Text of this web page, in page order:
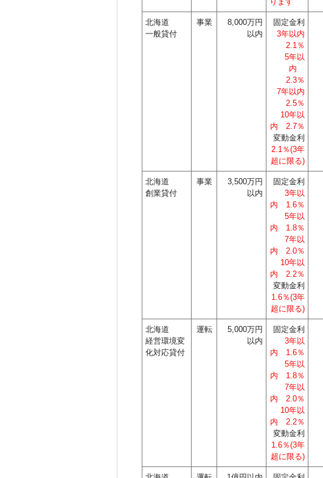
北海道
一般貸付
事業
8,000万円
以内
固定金利
3年以内
2.1％
5年以
内
2.3％
7年以内
2.5％
10年以
内 2.7％
変動金利
2.1％(3年
超に限る)
北海道
創業貸付
事業
3,500万円
以内
固定金利
3年以
内 1.6％
5年以
内 1.8％
7年以
内 2.0％
10年以
内 2.2％
変動金利
1.6％(3年
超に限る)
北海道
経営環境変
化対応貸付
運転
5,000万円
以内
固定金利
3年以
内 1.6％
5年以
内 1.8％
7年以
内 2.0％
10年以
内 2.2％
変動金利
1.6％(3年
超に限る)